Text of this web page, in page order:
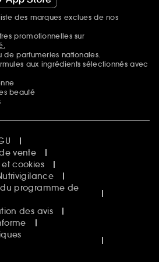
des marques exclues de nos
promotionnelles sur
de parfumeries nationales.
aux ingrédients sélectionnés avec
beauté
vente
cookies
programme de
des avis